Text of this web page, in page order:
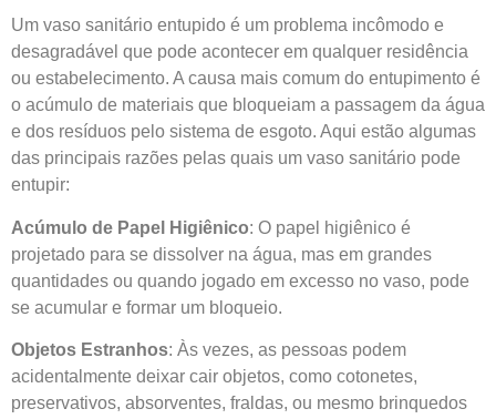
Um vaso sanitário entupido é um problema incômodo e
desagradável que pode acontecer em qualquer residência
ou estabelecimento. A causa mais comum do entupimento é
o acúmulo de materiais que bloqueiam a passagem da água
e dos resíduos pelo sistema de esgoto. Aqui estão algumas
das principais razões pelas quais um vaso sanitário pode
entupir:
Acúmulo de Papel Higiênico: O papel higiênico é
projetado para se dissolver na água, mas em grandes
quantidades ou quando jogado em excesso no vaso, pode
se acumular e formar um bloqueio.
Objetos Estranhos: Às vezes, as pessoas podem
acidentalmente deixar cair objetos, como cotonetes,
preservativos, absorventes, fraldas, ou mesmo brinquedos